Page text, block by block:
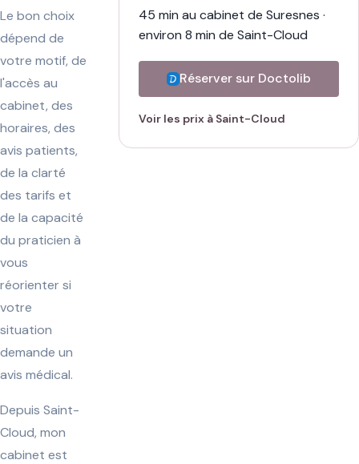
Le bon choix
dépend de
votre motif, de
l'accès au
cabinet, des
horaires, des
avis patients,
de la clarté
des tarifs et
de la capacité
du praticien à
vous
réorienter si
votre
situation
demande un
avis médical.
Depuis Saint-
Cloud, mon
cabinet est
45 min au cabinet de Suresnes ·
environ 8 min de Saint-Cloud
Réserver sur Doctolib
Voir les prix à Saint-Cloud